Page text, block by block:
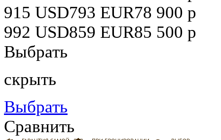
915 USD793 EUR78 900 р
992 USD859 EUR85 500 р
Выбрать
скрыть
Выбрать
Сравнить